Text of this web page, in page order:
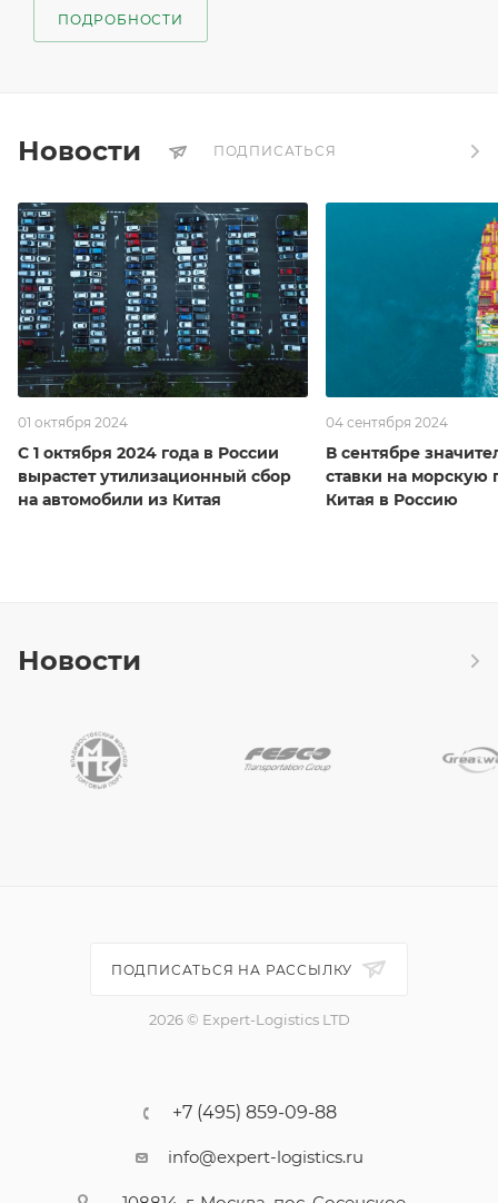
ПОДРОБНОСТИ
Новости ПОДПИСАТЬСЯ
01 октября 2024
С 1 октября 2024 года в России
вырастет утилизационный сбор
на автомобили из Китая
04 сентября 2024
В сентябре
ставки на морскую
Китая в Россию
Новости
ПОДПИСАТЬСЯ НА РАССЫЛКУ
2026 © Expert-Logistics LTD
+7 (495) 859-09-88
info@expert-logistics.ru